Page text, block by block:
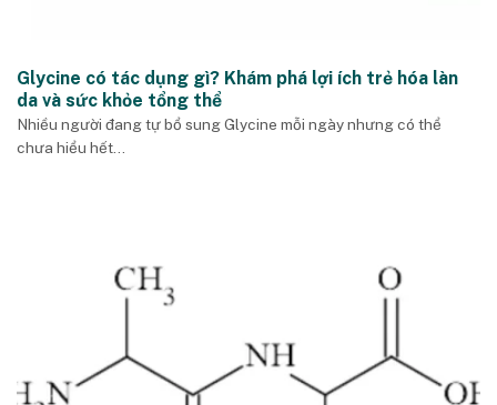
Glycine có tác dụng gì? Khám phá lợi ích trẻ hóa làn
da và sức khỏe tổng thể
Nhiều người đang tự bổ sung Glycine mỗi ngày nhưng có thể
chưa hiểu hết...